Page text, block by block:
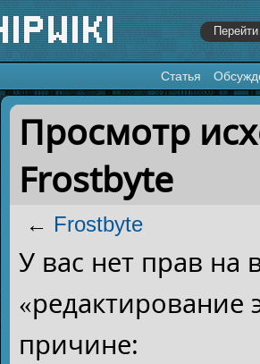
Статья
Перейти к:навигация,поиск
Просмотр
Frostbyte
← Frostbyte
У вас нет прав на
причине: